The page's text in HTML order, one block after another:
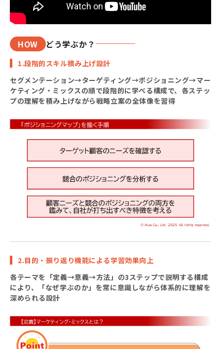
HOW どう学ぶか？
1.段階的スキル積み上げ設計
セグメンテーション→ターゲティング→ポジショニング→マー
ケティング・ミックスの順で段階的に学べる構成で、各ステッ
プの理解を積み上げながら戦略立案の全体像を習得
2.目的・振り返り機能による学習効果向上
各テーマを「定義→意義→方法」の3ステップで説明する構成
により、「なぜ学ぶのか」を常に意識しながら体系的に理解を
深められる設計